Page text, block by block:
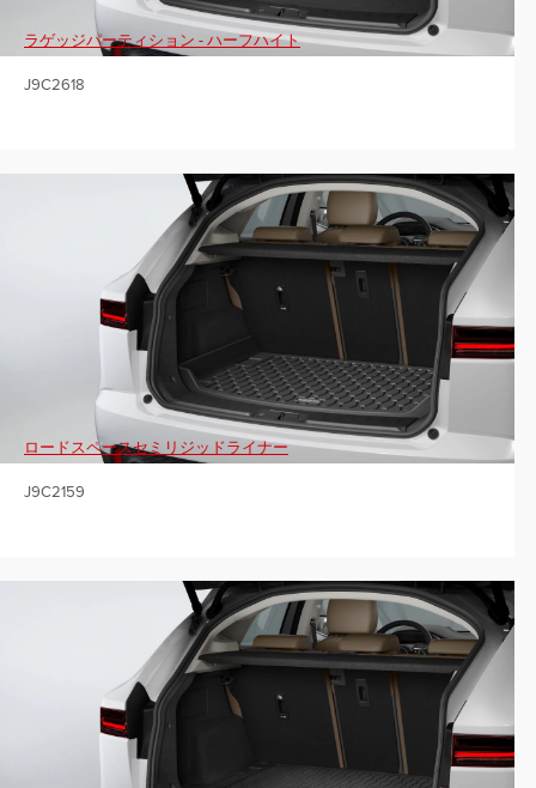
ラゲッジパーティション - ハーフハイト
J9C2618
ロードスペースセミリジッドライナー
J9C2159